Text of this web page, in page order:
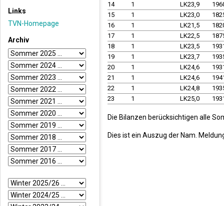
Links
TVN-Homepage
Archiv
14
1 LK23,9
15
1 LK23,0
16
1 LK21,5
17
1 LK22,5
18
1 LK23,5
19
1 LK23,7
20
1 LK24,6
21
1 LK24,6
22
1 LK24,8
23
1 LK25,0
Die Bilanzen berücksichtigen alle
Dies ist ein Auszug der Nam.